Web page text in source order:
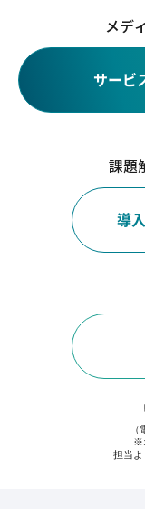
メデ
サービ
課題
導
※
担当よ